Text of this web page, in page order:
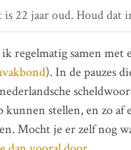
22 jaar oud. Houd dat
ik regelmatig samen
). In de pauzes
kunnen stellen, en zo
Mocht je er zelf nog